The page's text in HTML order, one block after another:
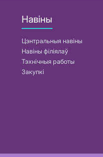
Навіны
Цэнтральныя навіны
Навіны філіялаў
Тэхнічныя работы
Закупкі